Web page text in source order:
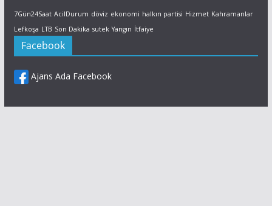
7Gün24Saat AcilDurum döviz ekonomi halkın partisi Hizmet Kahramanlar
Lefkoşa LTB Son Dakika sutek Yangın İtfaiye
Facebook
Ajans Ada Facebook